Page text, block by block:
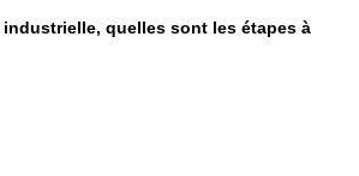
industrielle, quelles sont les étapes à